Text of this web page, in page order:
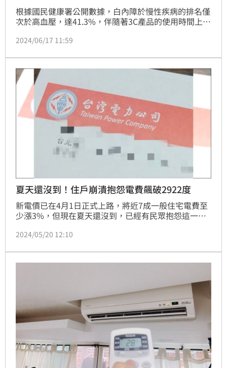
根據國民健康署公開數據，白內障於慢性疾病的排名僅
次於高血壓，達41.3%，伴隨著3C產品的使用時間上
群罹患白內障比例逐漸升高，其中六大高風險群更須注
外工作、眼睛發炎或受傷者皆為白內障高風險族群。
2024/06/17 11:59
夏天還沒到！住戶崩潰抱怨電費飆破2922度
新電價已在4月1日正式上路，將近7成一般住宅電費至
少漲3%，但現在夏天還沒到，已經有民眾抱怨這一期
達2922度，讓他崩潰大喊明明不是營業用電，也都光
友熱議，熱心幫忙尋找耗電元凶；其實台電也曾發文建
議，家中三種電器在換季時，最好更改設定，才不會成
2024/05/20 12:10